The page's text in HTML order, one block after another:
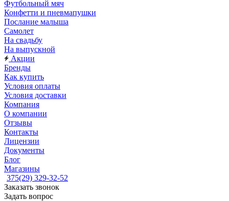
Футбольный мяч
Конфетти и пневмапушки
Послание малыша
Самолет
На свадьбу
На выпускной
Акции
Бренды
Как купить
Условия оплаты
Условия доставки
Компания
О компании
Отзывы
Контакты
Лицензии
Документы
Блог
Магазины
375(29) 329-32-52
Заказать звонок
Задать вопрос